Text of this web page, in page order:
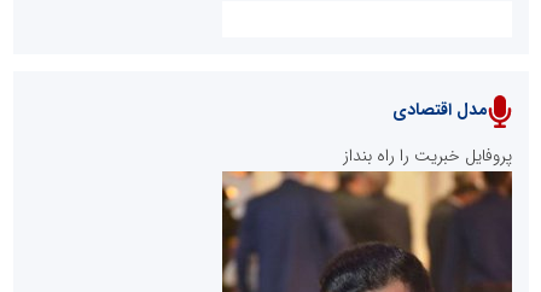
پایگاه خبری نهضت ملی مسکن
مدل اقتصادی
پروفایل خبریت را راه بنداز